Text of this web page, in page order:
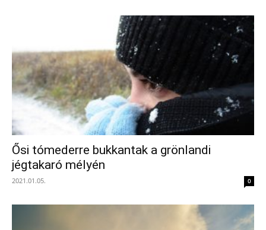
Ősi tómederre bukkantak a grönlandi
jégtakaró mélyén
2021.01.05. 0